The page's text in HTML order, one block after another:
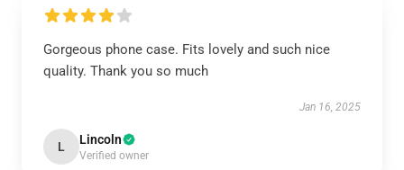
Gorgeous phone case. Fits lovely and such nice
quality. Thank you so much
Jan 16, 2025
L Lincoln
Verified owner